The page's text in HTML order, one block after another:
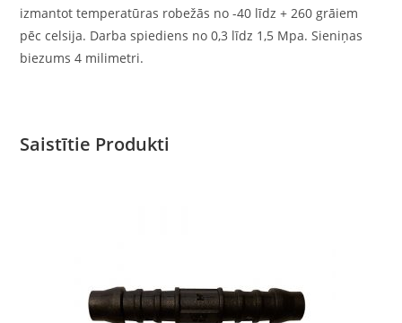
izmantot temperatūras robežās no -40 līdz + 260 grāiem
pēc celsija. Darba spiediens no 0,3 līdz 1,5 Mpa. Sieniņas
biezums 4 milimetri.
Saistītie Produkti